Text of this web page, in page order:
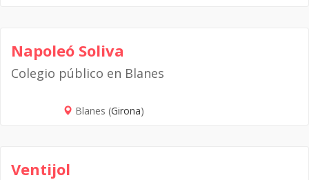
Napoleó Soliva
Colegio público en Blanes
Blanes (Girona)
Ventijol